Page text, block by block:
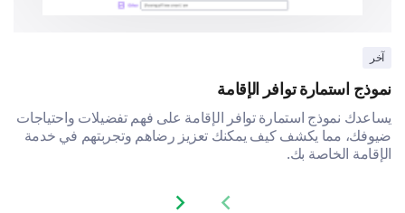
آخر
نموذج استمارة توافر الإقامة
يساعدك نموذج استمارة توافر الإقامة على فهم تفضيلات واحتياجات
ضيوفك، مما يكشف كيف يمكنك تعزيز رضاهم وتجربتهم في خدمة
الإقامة الخاصة بك.
Previous slide
Next slide